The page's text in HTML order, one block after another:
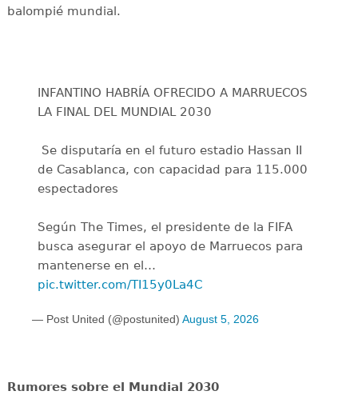
balompié mundial.
INFANTINO HABRÍA OFRECIDO A MARRUECOS
LA FINAL DEL MUNDIAL 2030
️ Se disputaría en el futuro estadio Hassan II
de Casablanca, con capacidad para 115.000
espectadores
Según The Times, el presidente de la FIFA
busca asegurar el apoyo de Marruecos para
mantenerse en el…
pic.twitter.com/TI15y0La4C
— Post United (@postunited) August 5, 2026
Rumores sobre el Mundial 2030